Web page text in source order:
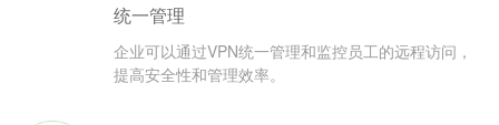
统一管理
企业可以通过VPN统一管理和监控员工的远程访问，
提高安全性和管理效率。